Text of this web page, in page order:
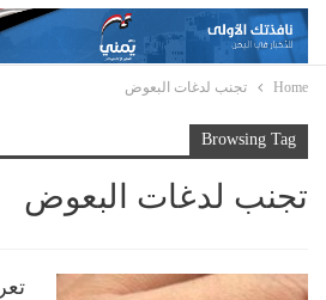
Home تجنب لدغات البعوض
Browsing Tag
تجنب لدغات البعوض